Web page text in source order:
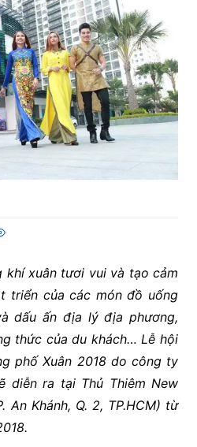
khí xuân tươi vui và tạo cảm
triển của các món đồ uống
dấu ấn địa lý địa phương,
thức của du khách… Lễ hội
phố Xuân 2018 do công ty
diễn ra tại Thủ Thiêm New
An Khánh, Q. 2, TP.HCM) từ